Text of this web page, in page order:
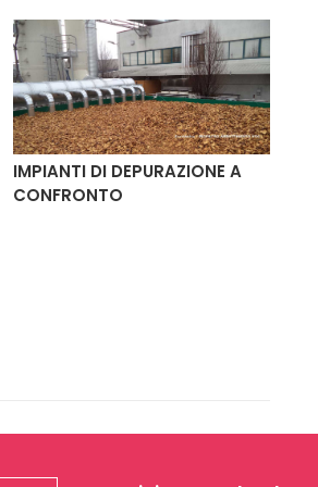
IMPIANTI DI DEPURAZIONE A
CONFRONTO